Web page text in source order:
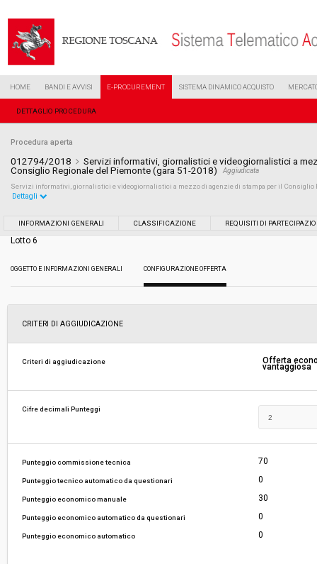
HOME BANDI E AVVISI E-PROCUREMENT SISTEMA DINAMICO ACQUISTO
DETTAGLIO PROCEDURA
Procedura aperta
012794/2018
Servizi informativi, giornalistici e videogiornalistici a
Consiglio Regionale del Piemonte (gara 51-2018)
Aggiudicata
Servizi informativi, giornalistici e videogiornalistici a mezzo di agenzie di stampa per il Consiglio
Tipo di contratto:
13/06/2018 10:44
Svolgimento:
Responsabile attuale:
S.C.R. - PIEMONTE S.P.A. - SOCIETÀ DI
Dettagli
INFORMAZIONI GENERALI CLASSIFICAZIONE REQUISITI DI
Lotto 6
OGGETTO E INFORMAZIONI GENERALI CONFIGURAZIONE OFFERTA
CRITERI DI AGGIUDICAZIONE
Criteri di aggiudicazione Offerta
vantaggiosa
Cifre decimali Punteggi
Punteggio commissione tecnica 70
Punteggio tecnico automatico da questionari 0
Punteggio economico manuale 30
Punteggio economico automatico da questionari 0
Punteggio economico automatico 0